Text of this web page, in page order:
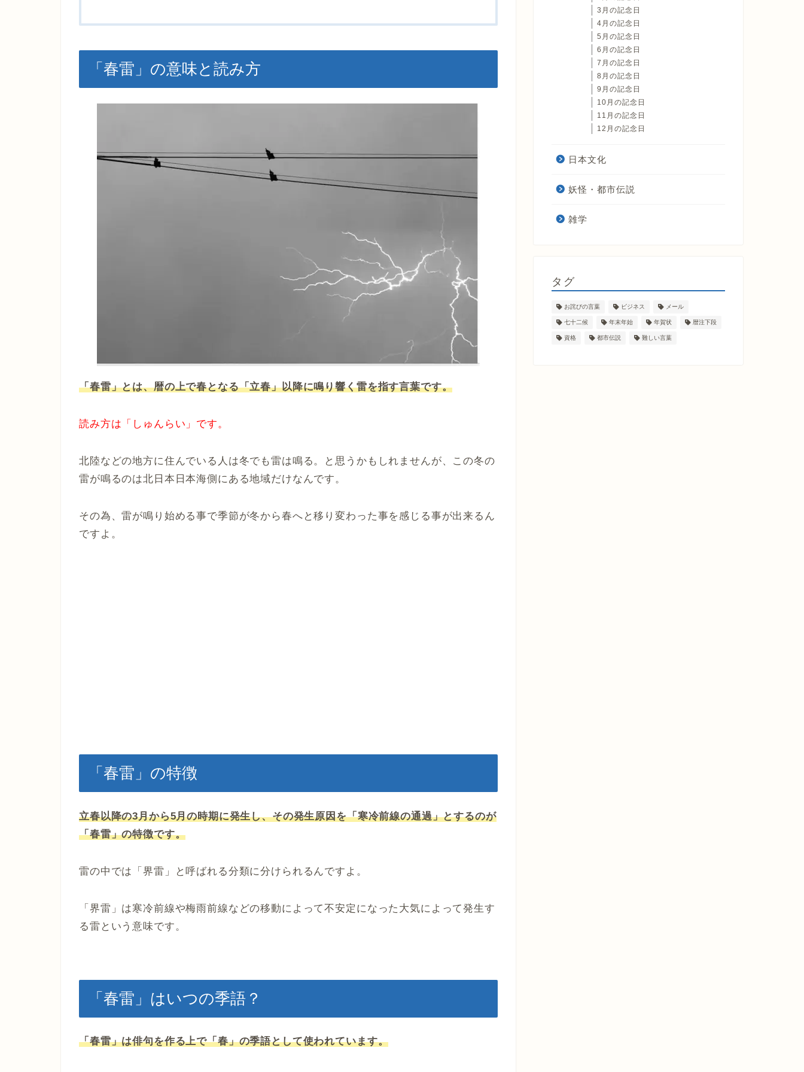
「春雷」の意味と読み方
「春雷」とは、暦の上で春となる「立春」以降に鳴り響く雷を指す言葉です。
読み方は「しゅんらい」です。
北陸などの地方に住んでいる人は冬でも雷は鳴る。と思うかもしれませんが、この冬の
雷が鳴るのは北日本日本海側にある地域だけなんです。
その為、雷が鳴り始める事で季節が冬から春へと移り変わった事を感じる事が出来るん
ですよ。
「春雷」の特徴
立春以降の3月から5月の時期に発生し、その発生原因を「寒冷前線の通過」とするのが
「春雷」の特徴です。
雷の中では「界雷」と呼ばれる分類に分けられるんですよ。
「界雷」は寒冷前線や梅雨前線などの移動によって不安定になった大気によって発生す
る雷という意味です。
「春雷」はいつの季語？
「春雷」は俳句を作る上で「春」の季語として使われています。
3月の記念日
4月の記念日
5月の記念日
6月の記念日
7月の記念日
8月の記念日
9月の記念日
10月の記念日
11月の記念日
12月の記念日
日本文化
妖怪・都市伝説
雑学
タグ
お詫びの言葉 ビジネス メール
七十二候 年末年始 年賀状 暦注下段
資格 都市伝説 難しい言葉